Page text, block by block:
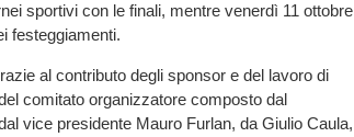
sportivi con le finali, mentre venerdì 11 ottobre
festeggiamenti.
al contributo degli sponsor e del lavoro di
comitato organizzatore composto dal
vice presidente Mauro Furlan, da Giulio Caula,